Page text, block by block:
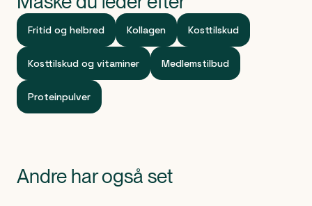
Fritid og helbred Kollagen Kosttilskud
Kosttilskud og vitaminer Medlemstilbud
Proteinpulver
Andre har også set